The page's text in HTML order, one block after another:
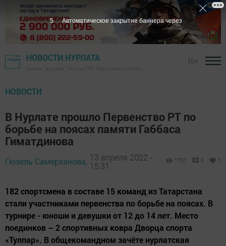
НОВОСТИ НУРЛАТА
НОВОСТИ
В Нурлате прошло Первенство РТ по
борьбе на поясах памяти Габбаса
Гиматдинова
Гюзель Самерханова, 13 апреля 2022 -
15:31
1737 0 1
182 спортсмена в составе 15 команд из Татарстана
стали участниками первенства по борьбе на поясах. В
турнире - юноши и девушки от 12 до 14 лет. Место
поединков – 2 спортивных ковра Дворца спорта
«Тулпар». В общекомандном зачёте нурлатская
4 Автоматическое закрытие баннера через